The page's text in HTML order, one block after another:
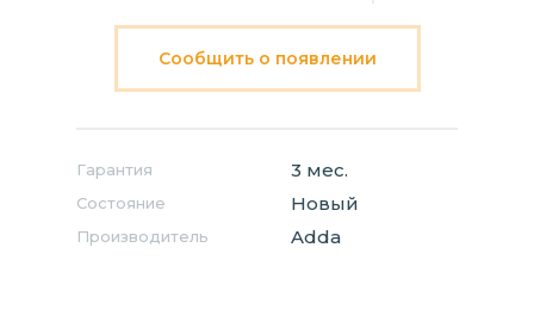
Сообщить о появлении
Гарантия 3 мес.
Состояние Новый
Производитель Adda